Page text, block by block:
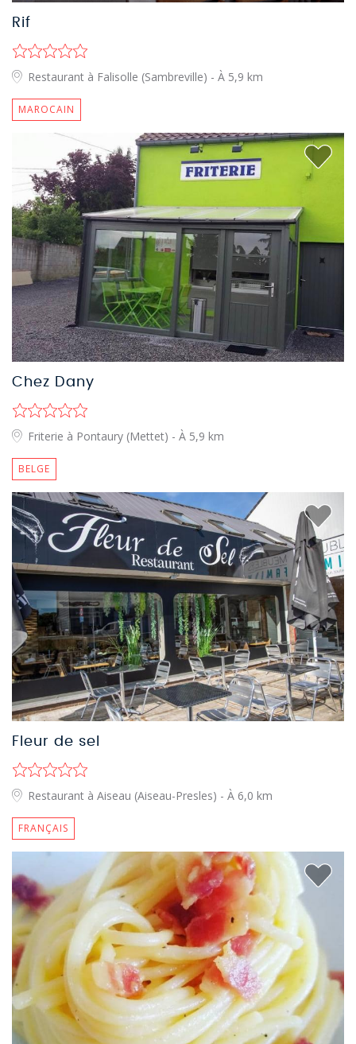
Rif
Restaurant à Falisolle (Sambreville) - À 5,9 km
MAROCAIN
Chez Dany
Friterie à Pontaury (Mettet) - À 5,9 km
BELGE
Fleur de sel
Restaurant à Aiseau (Aiseau-Presles) - À 6,0 km
FRANÇAIS